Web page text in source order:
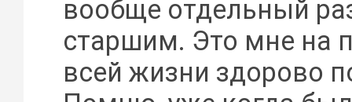
вообще отдельный
старшим. Это мне на
всей жизни здорово